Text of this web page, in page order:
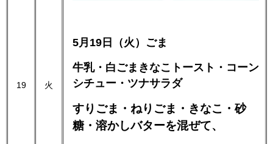
19 火
5月19日（火）ごま
牛乳・白ごまきなこトースト・コーン
シチュー・ツナサラダ
すりごま・ねりごま・きなこ・砂
糖・溶かしバターを混ぜて、